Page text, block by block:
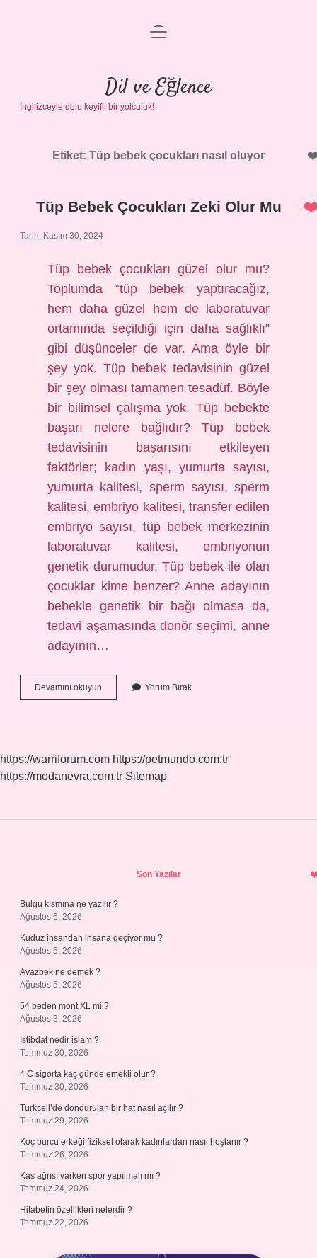
Anasayfa
Gizlilik Politikası
Yasal Uyarı
menüyü
Dil ve Eğlence
İngilizceyle dolu keyifli bir yolculuk!
Etiket: Tüp bebek çocukları nasıl oluyor
Tüp Bebek Çocukları Zeki Olur Mu
Tarih: Kasım 30, 2024
Tüp bebek çocukları güzel olur mu?
Toplumda “tüp bebek yaptıracağız,
hem daha güzel hem de laboratuvar
ortamında seçildiği için daha sağlıklı”
gibi düşünceler de var. Ama öyle bir
şey yok. Tüp bebek tedavisinin güzel
bir şey olması tamamen tesadüf. Böyle
bir bilimsel çalışma yok. Tüp bebekte
başarı nelere bağlıdır? Tüp bebek
tedavisinin başarısını etkileyen
faktörler; kadın yaşı, yumurta sayısı,
yumurta kalitesi, sperm sayısı, sperm
kalitesi, embriyo kalitesi, transfer edilen
embriyo sayısı, tüp bebek merkezinin
laboratuvar kalitesi, embriyonun
genetik durumudur. Tüp bebek ile olan
çocuklar kime benzer? Anne adayının
bebekle genetik bir bağı olmasa da,
tedavi aşamasında donör seçimi, anne
adayının…
Devamını okuyun
Bebek
Yorum Bırak
https://warriforum.com https://petmundo.com.tr
https://modanevra.com.tr Sitemap
Son Yazılar
Bulgu kısmına ne yazılır ?
Ağustos 6, 2026
Kuduz insandan insana geçiyor mu ?
Ağustos 5, 2026
Avazbek ne demek ?
Ağustos 5, 2026
54 beden mont XL mi ?
Ağustos 3, 2026
Istibdat nedir islam ?
Temmuz 30, 2026
4 C sigorta kaç günde emekli olur ?
Temmuz 30, 2026
Turkcell’de dondurulan bir hat nasıl açılır ?
Temmuz 29, 2026
Koç burcu erkeği fiziksel olarak kadınlardan nasıl hoşlanır ?
Temmuz 26, 2026
Kas ağrısı varken spor yapılmalı mı ?
Temmuz 24, 2026
Hitabetin özellikleri nelerdir ?
Temmuz 22, 2026